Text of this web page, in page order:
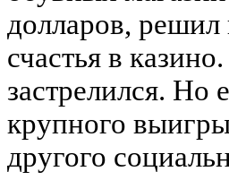
долларов, решил
счастья в
застрелился. Но
крупного
другого